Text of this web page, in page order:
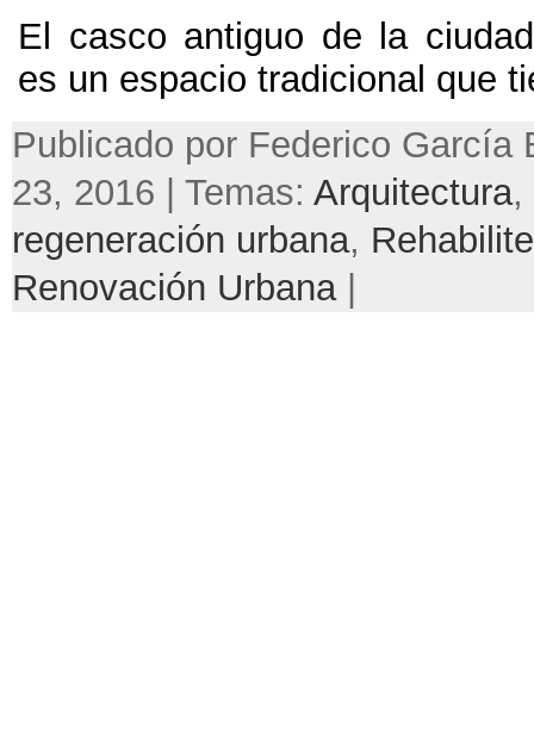
El casco antiguo de la
es un espacio tradicional que
Publicado por Federico García
23, 2016 | Temas: Arquitectura,
regeneración urbana,
Renovación Urbana|